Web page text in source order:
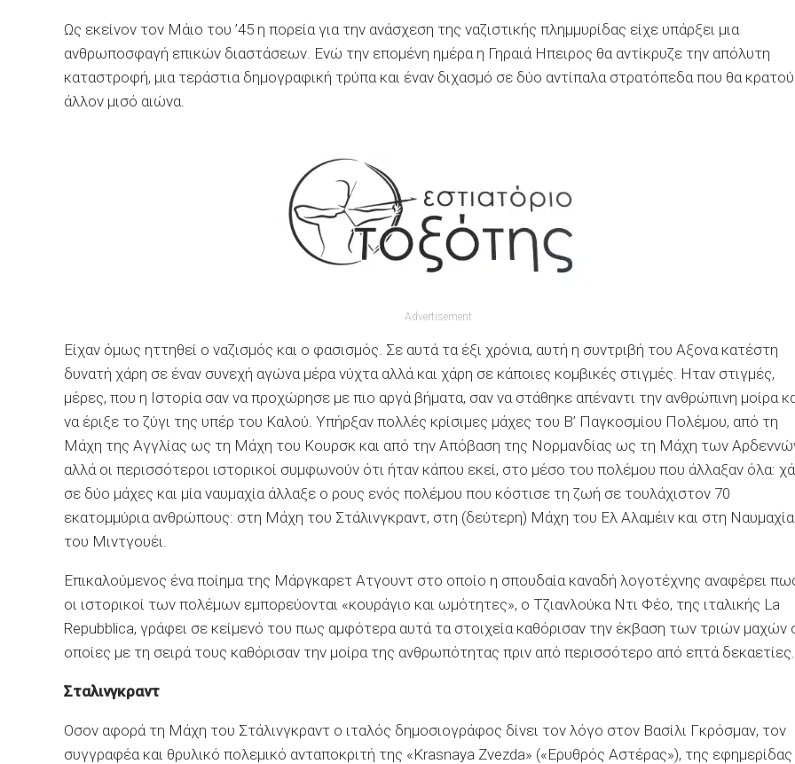
Ως εκείνον τον Μάιο του ’45 η πορεία για την ανάσχεση της ναζιστικής πλημμυρίδας είχε υπάρξει μια
ανθρωποσφαγή επικών διαστάσεων. Ενώ την επομένη ημέρα η Γηραιά Ηπειρος θα αντίκρυζε την απόλυτη
καταστροφή, μια τεράστια δημογραφική τρύπα και έναν διχασμό σε δύο αντίπαλα στρατόπεδα που θα
άλλον μισό αιώνα.
Advertisement
Είχαν όμως ηττηθεί ο ναζισμός και ο φασισμός. Σε αυτά τα έξι χρόνια, αυτή η συντριβή του Αξονα κατέστη
δυνατή χάρη σε έναν συνεχή αγώνα μέρα νύχτα αλλά και χάρη σε κάποιες κομβικές στιγμές. Ηταν στιγμές,
μέρες, που η Ιστορία σαν να προχώρησε με πιο αργά βήματα, σαν να στάθηκε απέναντι την ανθρώπινη μοίρα
να έριξε το ζύγι της υπέρ του Καλού. Υπήρξαν πολλές κρίσιμες μάχες του Β’ Παγκοσμίου Πολέμου, από τη
Μάχη της Αγγλίας ως τη Μάχη του Κουρσκ και από την Απόβαση της Νορμανδίας ως τη Μάχη των
αλλά οι περισσότεροι ιστορικοί συμφωνούν ότι ήταν κάπου εκεί, στο μέσο του πολέμου που άλλαξαν όλα:
σε δύο μάχες και μία ναυμαχία άλλαξε ο ρους ενός πολέμου που κόστισε τη ζωή σε τουλάχιστον 70
εκατομμύρια ανθρώπους: στη Mάχη του Στάλινγκραντ, στη (δεύτερη) Μάχη του Ελ Αλαμέιν και στη Ναυμαχία
του Μιντγουέι.
Επικαλούμενος ένα ποίημα της Μάργκαρετ Ατγουντ στο οποίο η σπουδαία καναδή λογοτέχνης αναφέρει
οι ιστορικοί των πολέμων εμπορεύονται «κουράγιο και ωμότητες», ο Τζιανλούκα Ντι Φέο, της ιταλικής La
Repubblica, γράφει σε κείμενό του πως αμφότερα αυτά τα στοιχεία καθόρισαν την έκβαση των τριών μαχών
οποίες με τη σειρά τους καθόρισαν την μοίρα της ανθρωπότητας πριν από περισσότερο από επτά δεκαετίες.
Σταλινγκραντ
Οσον αφορά τη Μάχη του Στάλινγκραντ ο ιταλός δημοσιογράφος δίνει τον λόγο στον Βασίλι Γκρόσμαν, τον
συγγραφέα και θρυλικό πολεμικό ανταποκριτή της «Krasnaya Zvezda» («Ερυθρός Αστέρας»), της εφημερίδας